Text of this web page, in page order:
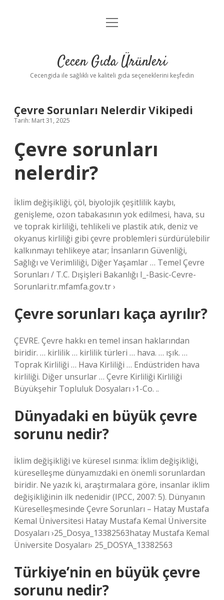
Anasayfa
Yasal Uyarı
menüyü
Cecen Gıda Ürünleri
Cecengida ile sağlıklı ve kaliteli gıda seçeneklerini keşfedin
Çevre Sorunları Nelerdir Vikipedi
Tarih: Mart 31, 2025
Çevre sorunları
nelerdir?
İklim değişikliği, çöl, biyolojik çeşitlilik kaybı,
genişleme, ozon tabakasının yok edilmesi, hava, su
ve toprak kirliliği, tehlikeli ve plastik atık, deniz ve
okyanus kirliliği gibi çevre problemleri sürdürülebilir
kalkınmayı tehlikeye atar; İnsanların Güvenliği,
Sağlığı ve Verimliliği, Diğer Yaşamlar … Temel Çevre
Sorunları / T.C. Dışişleri Bakanlığı I_-Basic-Cevre-
Sorunlari.tr.mfamfa.gov.tr ​​›
Çevre sorunları kaça ayrılır?
ÇEVRE. Çevre hakkı en temel insan haklarından
biridir. … kirlilik … kirlilik türleri … hava. … ışık. …
Toprak Kirliliği … Hava Kirliliği … Endüstriden hava
kirliliği. Diğer unsurlar … Çevre Kirliliği Kirliliği
Büyükşehir Topluluk Dosyaları ›1-Co. ..
Dünyadaki en büyük çevre
sorunu nedir?
İklim değişikliği ve küresel ısınma: İklim değişikliği,
küreselleşme dünyamızdaki en önemli sorunlardan
biridir. Ne yazık ki, araştırmalara göre, insanlar iklim
değişikliğinin ilk nedenidir (IPCC, 2007: 5). Dünyanın
Küreselleşmesinde Çevre Sorunları – Hatay Mustafa
Kemal Üniversitesi Hatay Mustafa Kemal Üniversite
Dosyaları ›25_Dosya_13382563hatay Mustafa Kemal
Üniversite Dosyaları› 25_DOSYA_13382563
Türkiye’nin en büyük çevre
sorunu nedir?